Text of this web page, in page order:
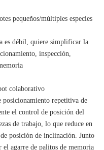
pequeños/múltiples especies
es débil, quiere simplificar la
inspección,
colaborativo
repetitiva de
el control de posición del
de trabajo, lo que reduce en
posición de inclinación. Junto
el agarre de palitos de memoria